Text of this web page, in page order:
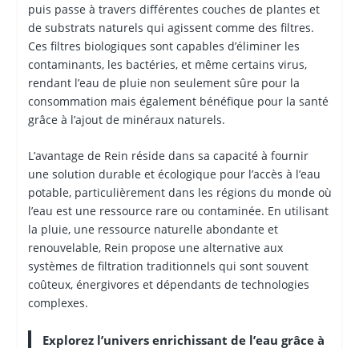
puis passe à travers différentes couches de plantes et
de substrats naturels qui agissent comme des filtres.
Ces filtres biologiques sont capables d’éliminer les
contaminants, les bactéries, et même certains virus,
rendant l’eau de pluie non seulement sûre pour la
consommation mais également bénéfique pour la santé
grâce à l’ajout de minéraux naturels.
L’avantage de Rein réside dans sa capacité à fournir
une solution durable et écologique pour l’accès à l’eau
potable, particulièrement dans les régions du monde où
l’eau est une ressource rare ou contaminée. En utilisant
la pluie, une ressource naturelle abondante et
renouvelable, Rein propose une alternative aux
systèmes de filtration traditionnels qui sont souvent
coûteux, énergivores et dépendants de technologies
complexes.
Explorez l’univers enrichissant de l’eau grâce à